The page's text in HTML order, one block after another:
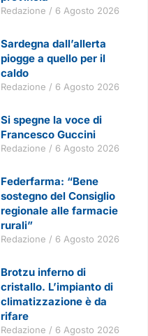
Redazione 6 Agosto 2026
Sardegna dall’allerta
piogge a quello per il
caldo
Redazione 6 Agosto 2026
Si spegne la voce di
Francesco Guccini
Redazione 6 Agosto 2026
Federfarma: “Bene
sostegno del Consiglio
regionale alle farmacie
rurali”
Redazione 6 Agosto 2026
Brotzu inferno di
cristallo. L’impianto di
climatizzazione è da
rifare
Redazione 6 Agosto 2026